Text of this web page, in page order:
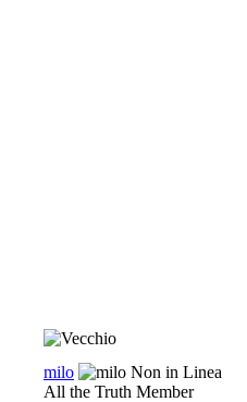
milo
All the Truth Member